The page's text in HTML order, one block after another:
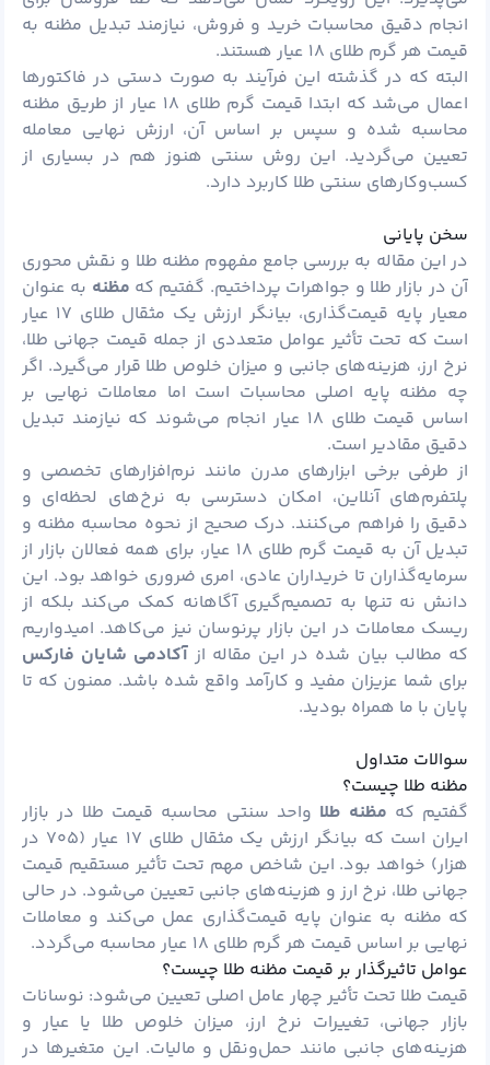
انجام دقیق محاسبات خرید و فروش، نیازمند تبدیل مظنه به
قیمت هر گرم طلای ۱۸ عیار هستند.
البته که در گذشته این فرآیند به صورت دستی در فاکتورها
اعمال می‌شد که ابتدا قیمت گرم طلای ۱۸ عیار از طریق مظنه
محاسبه شده و سپس بر اساس آن، ارزش نهایی معامله
تعیین می‌گردید. این روش سنتی هنوز هم در بسیاری از
کسب‌وکارهای سنتی طلا کاربرد دارد.
سخن پایانی
در این مقاله به بررسی جامع مفهوم مظنه طلا و نقش محوری
آن در بازار طلا و جواهرات پرداختیم. گفتیم که مظنه به عنوان
معیار پایه قیمت‌گذاری، بیانگر ارزش یک مثقال طلای ۱۷ عیار
است که تحت تأثیر عوامل متعددی از جمله قیمت جهانی طلا،
نرخ ارز، هزینه‌های جانبی و میزان خلوص طلا قرار می‌گیرد. اگر
چه مظنه پایه اصلی محاسبات است اما معاملات نهایی بر
اساس قیمت طلای ۱۸ عیار انجام می‌شوند که نیازمند تبدیل
دقیق مقادیر است.
از طرفی برخی ابزارهای مدرن مانند نرم‌افزارهای تخصصی و
پلتفرم‌های آنلاین، امکان دسترسی به نرخ‌های لحظه‌ای و
دقیق را فراهم می‌کنند. درک صحیح از نحوه محاسبه مظنه و
تبدیل آن به قیمت گرم طلای ۱۸ عیار، برای همه فعالان بازار از
سرمایه‌گذاران تا خریداران عادی، امری ضروری خواهد بود. این
دانش نه تنها به تصمیم‌گیری آگاهانه کمک می‌کند بلکه از
ریسک معاملات در این بازار پرنوسان نیز می‌کاهد. امیدواریم
که مطالب بیان شده در این مقاله ازآکادمی شایان فارکس
برای شما عزیزان مفید و کارآمد واقع شده باشد. ممنون که تا
پایان با ما همراه بودید.
سوالات متداول
مظنه طلا چیست؟
گفتیم که مظنه طلا واحد سنتی محاسبه قیمت طلا در بازار
ایران است که بیانگر ارزش یک مثقال طلای ۱۷ عیار (۷۰۵ در
هزار) خواهد بود. این شاخص مهم تحت تأثیر مستقیم قیمت
جهانی طلا، نرخ ارز و هزینه‌های جانبی تعیین می‌شود. در حالی
که مظنه به عنوان پایه قیمت‌گذاری عمل می‌کند و معاملات
نهایی بر اساس قیمت هر گرم طلای ۱۸ عیار محاسبه می‌گردد.
عوامل تاثیرگذار بر قیمت مظنه طلا چیست؟
قیمت طلا تحت تأثیر چهار عامل اصلی تعیین می‌شود: نوسانات
بازار جهانی، تغییرات نرخ ارز، میزان خلوص طلا یا عیار و
هزینه‌های جانبی مانند حمل‌ونقل و مالیات. این متغیرها در